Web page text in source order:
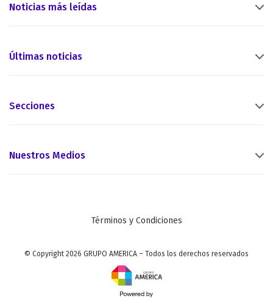
Noticias más leídas
Últimas noticias
Secciones
Nuestros Medios
Términos y Condiciones
© Copyright 2026 GRUPO AMERICA – Todos los derechos reservados